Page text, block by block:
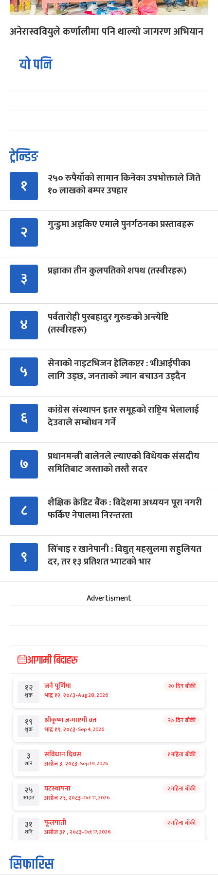
अनेरास्ववियुले कर्णालीमा पनि थाल्यो जागरण अभियान
यो पनि
ट्रेन्डिङ
१
२५० रुपैयाँको सामान किनेका उपभोक्ताले जिते
१० लाखको बम्पर उपहार
२ गुन्डुमा अड्किए एमाले पुनर्गठनका प्रस्तावहरू
३ प्रज्ञाका तीन कुलपतिको शपथ (तस्वीरहरू)
४
पर्वतारोही पुरबहादुर गुरुङको अन्त्येष्टि
(तस्वीरहरू)
५
सेनाको नाइटभिजन हेलिकप्टर : भीआईपीका
लागि उड्छ, जनताको ज्यान बचाउन उड्दैन
६
कांग्रेस संस्थापन इतर समूहको राष्ट्रिय भेलालाई
देउवाले सम्बोधन गर्ने
७
प्रधानमन्त्री बालेनले ल्याएको विधेयक संसदीय
समितिबाट जस्ताको तस्तै सदर
८
शैक्षिक क्रेडिट बैंक : विदेशमा अध्ययन पूरा नगरी
फर्किए नेपालमा निरन्तरता
९
सिँचाइ र खानेपानी : विद्युत् महसुलमा सहुलियत
दर, तर १३ प्रतिशत भ्याटको भार
Advertisment
आगामी बिदाहरु
१२
शुक्र
जनै पूर्णिमा
भाद्र १२, २०८३-Aug 28, 2026
२० दिन बाँकी
१९
शुक्र
श्रीकृष्ण जन्माष्टमी व्रत
भाद्र १९, २०८३-Sep 4, 2026
२७ दिन बाँकी
३
शनि
संविधान दिवस
असोज ३, २०८३-Sep 19, 2026
१ महिना बाँकी
२५
आइत
घटस्थापना
असोज २५, २०८३-Oct 11, 2026
२ महिना बाँकी
३१
शनि
फूलपाती
असोज ३१ , २०८३-Oct 17, 2026
२ महिना बाँकी
१
आइत
कार्तिक सङ्क्रान्ति
कार्तिक १, २०८३
सिफारिस